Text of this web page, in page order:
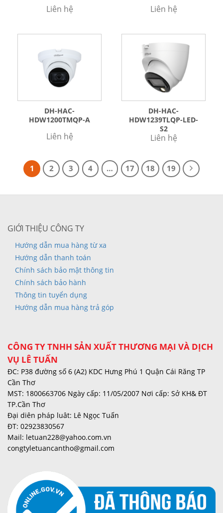
Liên hệ Liên hệ
DH-HAC-
HDW1200TMQP-A
Liên hệ
DH-HAC-
HDW1239TLQP-LED-
S2
Liên hệ
1 2 3 4 … 17 18 19
GIỚI THIỆU CÔNG TY
Hướng dẫn mua hàng từ xa
Hướng dẫn thanh toán
Chính sách bảo mật thông tin
Chính sách bảo hành
Thông tin tuyển dụng
Hướng dẫn mua hàng trả góp
CÔNG TY TNHH SẢN XUẤT THƯƠNG MẠI VÀ DỊCH
VỤ LÊ TUẤN
ĐC: P38 đường số 6 (A2) KDC Hưng Phú 1 Quận Cái Răng TP
Cần Thơ
MST: 1800663706 Ngày cấp: 11/05/2007 Nơi cấp: Sở KH& ĐT
TP.Cần Thơ
Đại diên pháp luât: Lê Ngọc Tuấn
ĐT: 02923830567
Mail: letuan228@yahoo.com.vn
congtyletuancantho@gmail.com